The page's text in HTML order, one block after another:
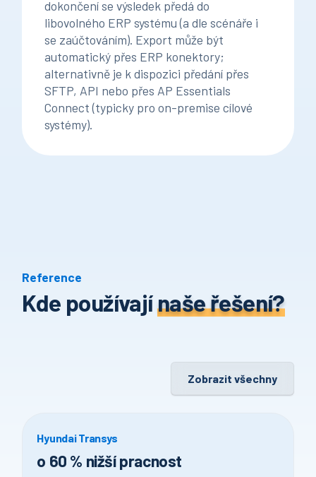
dokončení se výsledek předá do
libovolného ERP systému (a dle scénáře i
se zaúčtováním). Export může být
automatický přes ERP konektory;
alternativně je k dispozici předání přes
SFTP, API nebo přes AP Essentials
Connect (typicky pro on-premise cílové
systémy).
Reference
Kde používajínaše řešení?
Zobrazit všechny
Hyundai Transys
o 60 % nižší pracnost